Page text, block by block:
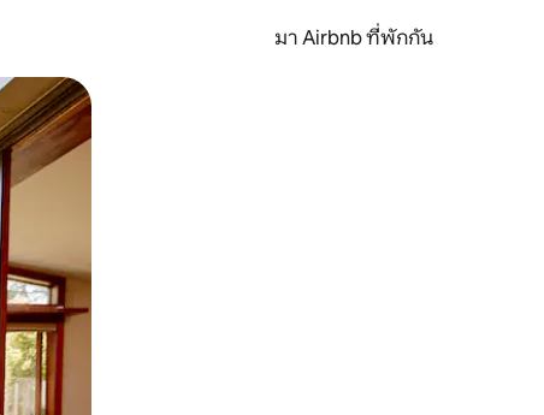
มา Airbnb ที่พักกัน